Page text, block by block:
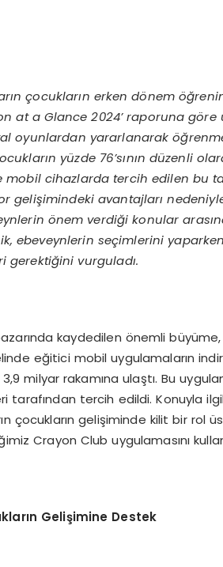
çocukların erken dönem
at a Glance 2024’ raporuna
oyunlardan yararlanarak
yüzde 76’sının düzenli
mobil cihazlarda tercih edilen bu
gelişimindeki avantajları
önem verdiği konular
ebeveynlerin seçimlerini
gerektiğini vurguladı.
kaydedilen önemli
eğitici mobil uygulamaların
milyar rakamına ulaştı. Bu
tarafından tercih edildi. Konuyla
çocukların gelişiminde kilit bir rol
Crayon Club uygulamasını
Gelişimine Destek